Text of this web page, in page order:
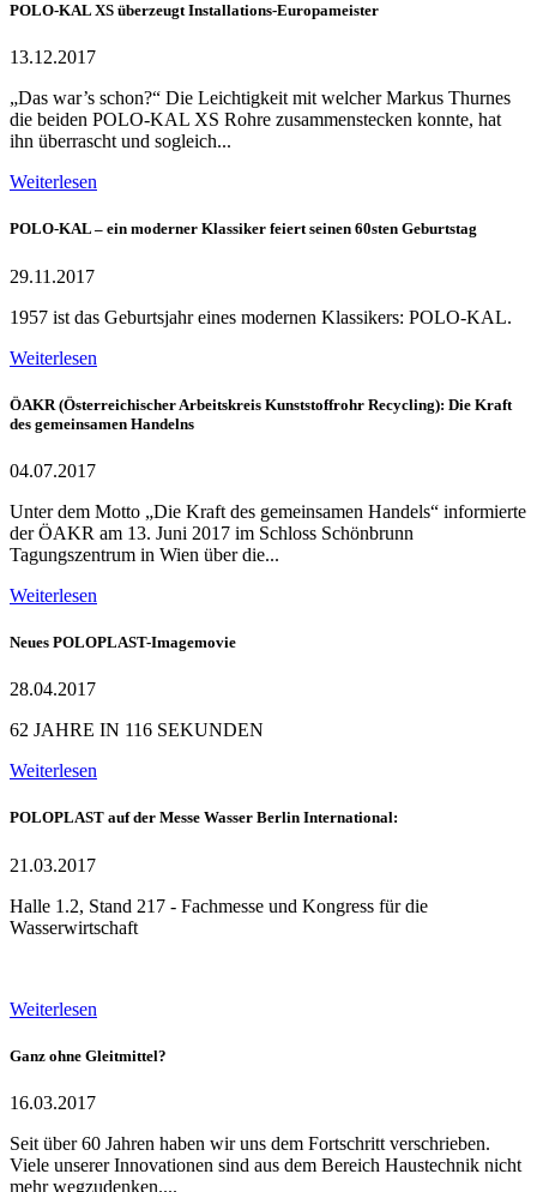
POLO-KAL XS überzeugt Installations-Europameister
13.12.2017
„Das war’s schon?“ Die Leichtigkeit mit welcher Markus Thurnes
die beiden POLO-KAL XS Rohre zusammenstecken konnte, hat
ihn überrascht und sogleich...
Weiterlesen
POLO-KAL – ein moderner Klassiker feiert seinen 60sten Geburtstag
29.11.2017
1957 ist das Geburtsjahr eines modernen Klassikers: POLO-KAL.
Weiterlesen
ÖAKR (Österreichischer Arbeitskreis Kunststoffrohr Recycling): Die Kraft
des gemeinsamen Handelns
04.07.2017
Unter dem Motto „Die Kraft des gemeinsamen Handels“ informierte
der ÖAKR am 13. Juni 2017 im Schloss Schönbrunn
Tagungszentrum in Wien über die...
Weiterlesen
Neues POLOPLAST-Imagemovie
28.04.2017
62 JAHRE IN 116 SEKUNDEN
Weiterlesen
POLOPLAST auf der Messe Wasser Berlin International:
21.03.2017
Halle 1.2, Stand 217 - Fachmesse und Kongress für die
Wasserwirtschaft
Weiterlesen
Ganz ohne Gleitmittel?
16.03.2017
Seit über 60 Jahren haben wir uns dem Fortschritt verschrieben.
Viele unserer Innovationen sind aus dem Bereich Haustechnik nicht
mehr wegzudenken....